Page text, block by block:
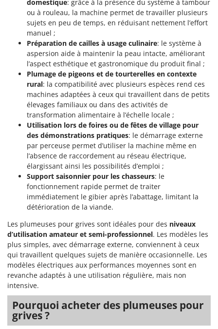
Soufreuses - Poudreuses pour tracteur
Taille-haies
Taille-haies à bras pour tracteur
Tarières
Tondeuses à Gazon
Tondeuses autoportées
Tondeuses débroussailleuses thermiques
Trancheuses
Trancheuses de sol
Transpalettes
Treuils de débardage
Tronçonneuses
Vibroculteurs à tracteur
Kemper
Keter
KitchenAid
Komo
Laica
Lampacrescia - MGM
Landxcape
LAR Casalinghi
Lavor
Linea VZ
Lisam
Lotusgrill
Macom
Macte Ovens
Makita
MAMMAMIA
Marcato
Marina Systems
Master
domestique: grâce à la présence du système à tambour
ou à rouleau, la machine permet de travailler plusieurs
sujets en peu de temps, en réduisant nettement l’effort
manuel ;
Préparation de cailles à usage culinaire: le système à
aspersion aide à maintenir la peau intacte, améliorant
l’aspect esthétique et gastronomique du produit final ;
Plumage de pigeons et de tourterelles en contexte
rural: la compatibilité avec plusieurs espèces rend ces
machines adaptées à ceux qui travaillent dans de petits
élevages familiaux ou dans des activités de
transformation alimentaire à l’échelle locale ;
Utilisation lors de foires ou de fêtes de village pour
des démonstrations pratiques: le démarrage externe
par perceuse permet d’utiliser la machine même en
l’absence de raccordement au réseau électrique,
élargissant ainsi les possibilités d’emploi ;
Support saisonnier pour les chasseurs: le
fonctionnement rapide permet de traiter
immédiatement le gibier après l’abattage, limitant la
détérioration de la viande.
Les plumeuses pour grives sont idéales pour des niveaux
d’utilisation amateur et semi-professionnel. Les modèles les
plus simples, avec démarrage externe, conviennent à ceux
qui travaillent quelques sujets de manière occasionnelle. Les
modèles électriques aux performances moyennes sont en
revanche adaptés à une utilisation régulière, mais non
intensive.
Pourquoi acheter des plumeuses pour
grives ?